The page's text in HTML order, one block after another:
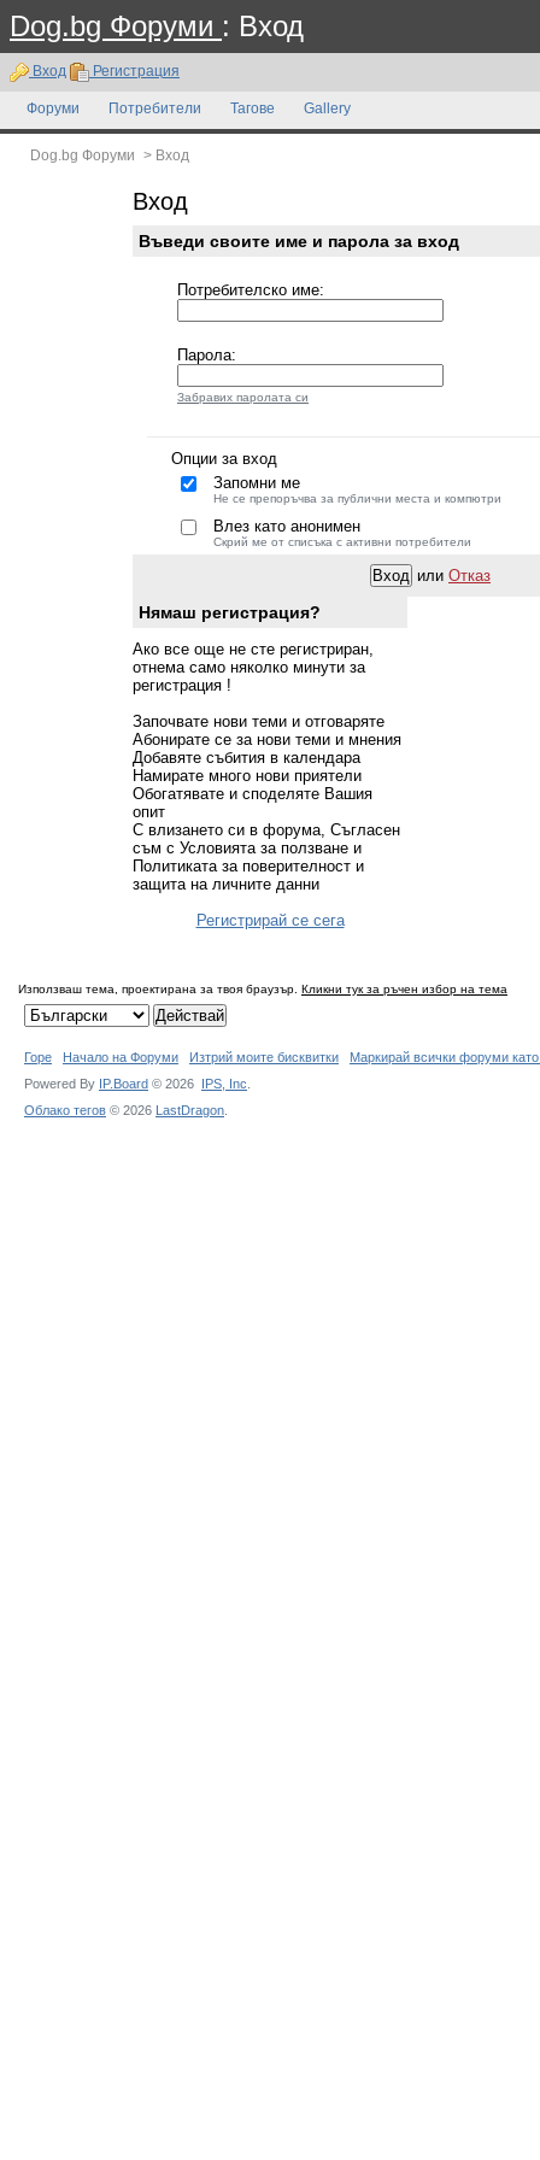
Dog.bg Форуми : Вход
Вход Регистрация
Форуми Потребители Тагове Gallery
Dog.bg Форуми > Вход
Вход
Въведи своите име и парола за вход
Потребителско име:
Парола:
Забравих паролата си
Опции за вход
Запомни ме
Не се препоръчва за публични места и компютри
Влез като анонимен
Скрий ме от списъка с активни потребители
или Отказ
Нямаш регистрация?
Ако все още не сте регистриран,
отнема само няколко минути за
регистрация !
Започвате нови теми и отговаряте
Абонирате се за нови теми и мнения
Добавяте събития в календара
Намирате много нови приятели
Обогатявате и споделяте Вашия
опит
С влизането си в форума, Съгласен
съм с Условията за ползване и
Политиката за поверителност и
защита на личните данни
Регистрирай се сега
Използваш тема, проектирана за твоя браузър. Кликни тук за ръчен избор на тема
Горе Начало на Форуми Изтрий моите бисквитки
Маркирай всички форуми
Powered By
IP.Board © 2026 IPS, Inc
Облако тегов © 2026 LastDragon